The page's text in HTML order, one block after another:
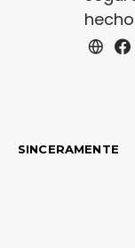
SINCERAMENTE